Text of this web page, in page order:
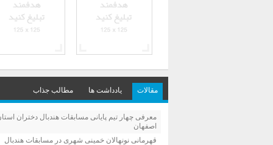
مقالات یادداشت ها مطالب جذاب
معرفی چهار تیم پایانی مسابقات هندبال دختران
اصفهان
قهرمانی نونهالان خمینی شهری در مسابقات هندبال